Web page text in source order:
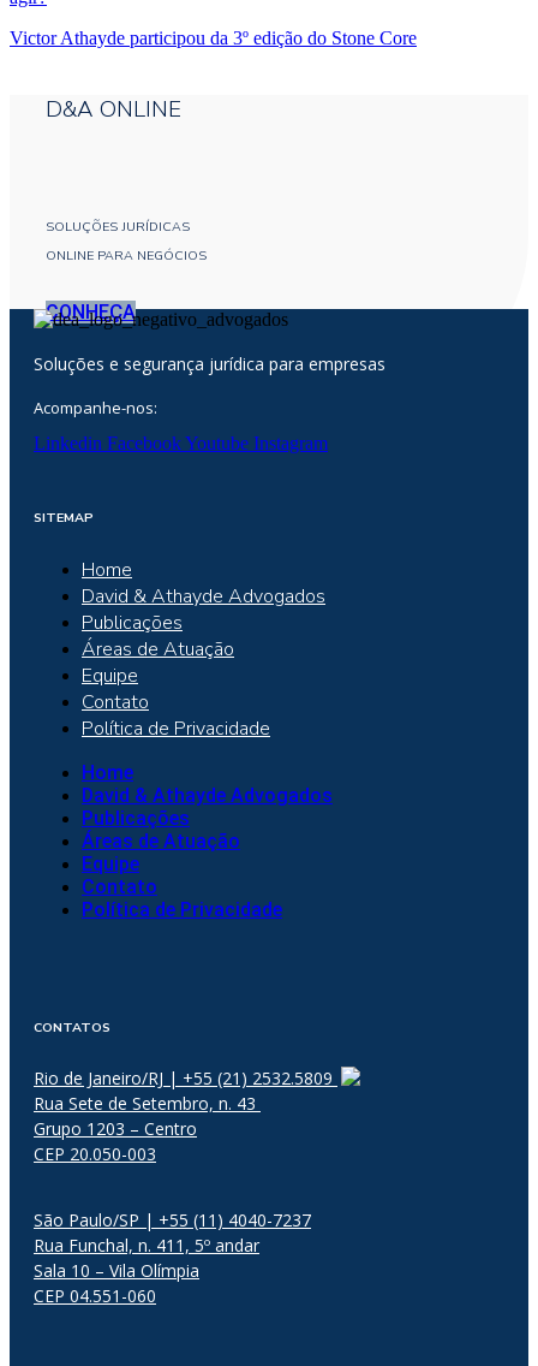
Victor Athayde participou da 3º edição do Stone Core
D&A ONLINE
SOLUÇÕES JURÍDICAS
ONLINE PARA NEGÓCIOS
CONHEÇA
Soluções e segurança jurídica para empresas
Acompanhe-nos:
Linkedin FacebookYoutube Instagram
SITEMAP
Home
David & Athayde Advogados
Publicações
Áreas de Atuação
Equipe
Contato
Política de Privacidade
Home
David & Athayde Advogados
Publicações
Áreas de Atuação
Equipe
Contato
Política de Privacidade
CONTATOS
Rio de Janeiro/RJ | +55 (21) 2532.5809
Rua Sete de Setembro, n. 43
Grupo 1203 – Centro
CEP 20.050-003
São Paulo/SP | +55 (11) 4040-7237
Rua Funchal, n. 411, 5º andar
Sala 10 – Vila Olímpia
CEP 04.551-060